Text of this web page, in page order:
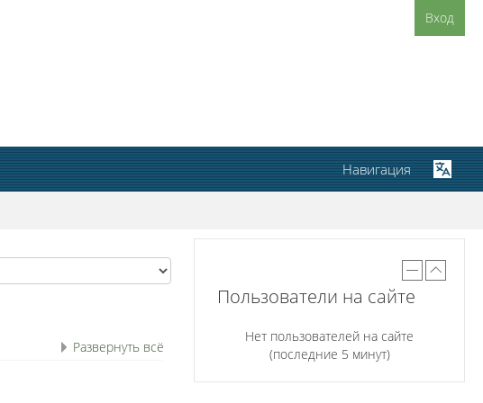
Вход
Развернуть всё
Пользователи на сайте
Нет пользователей на сайте
(последние 5 минут)
Навигация